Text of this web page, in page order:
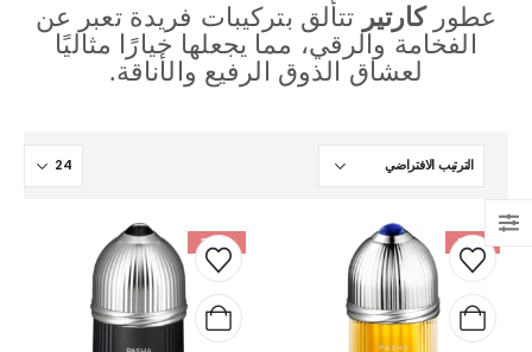
عطوركارتير تتألق بتركيبات فريدة تعبر عن
الفخامة والرقي، مما يجعلها خيارًا مثاليًا
لعشاق الذوق الرفيع والأناقة.
-18%
-33%